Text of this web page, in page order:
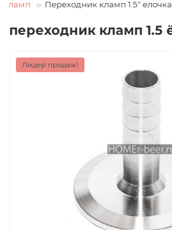
Кламп Переходник кламп 1.5"
переходник кламп 1.5
Лидер продаж!